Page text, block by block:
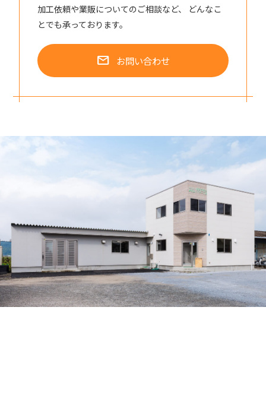
加工依頼や業販についてのご相談など、
どんなこ
とでも承っております。
mail お問い合わせ